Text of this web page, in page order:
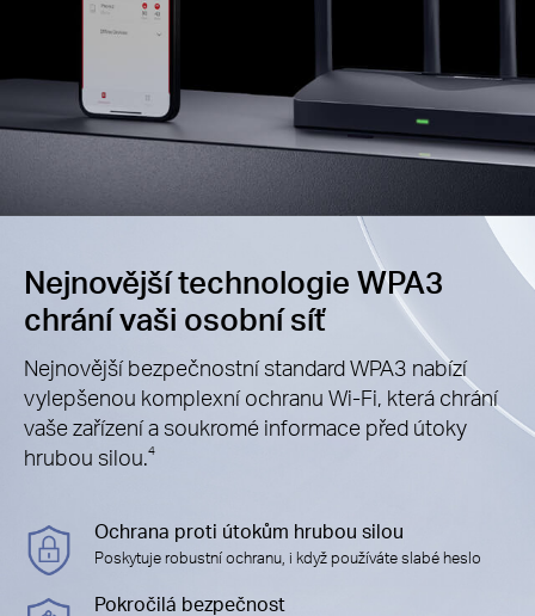
Nejnovější technologie WPA3
chrání vaši osobní síť
Nejnovější bezpečnostní standard WPA3 nabízí
vylepšenou komplexní ochranu Wi-Fi, která chrání
vaše zařízení a soukromé informace před útoky
hrubou silou.4
Ochrana proti útokům hrubou silou
Poskytuje robustní ochranu, i když používáte slabé heslo
Pokročilá bezpečnost